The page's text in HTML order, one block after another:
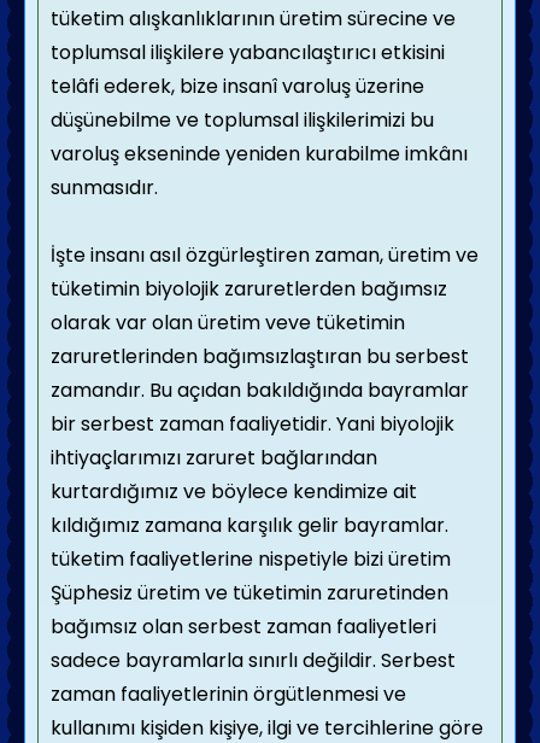
tüketim alışkanlıklarının üretim sürecine ve
toplumsal ilişkilere yabancılaştırıcı etkisini
telâfi ederek, bize insanî varoluş üzerine
düşünebilme ve toplumsal ilişkilerimizi bu
varoluş ekseninde yeniden kurabilme imkânı
sunmasıdır.
İşte insanı asıl özgürleştiren zaman, üretim ve
tüketimin biyolojik zaruretlerden bağımsız
olarak var olan üretim veve tüketimin
zaruretlerinden bağımsızlaştıran bu serbest
zamandır. Bu açıdan bakıldığında bayramlar
bir serbest zaman faaliyetidir. Yani biyolojik
ihtiyaçlarımızı zaruret bağlarından
kurtardığımız ve böylece kendimize ait
kıldığımız zamana karşılık gelir bayramlar.
tüketim faaliyetlerine nispetiyle bizi üretim
Şüphesiz üretim ve tüketimin zaruretinden
bağımsız olan serbest zaman faaliyetleri
sadece bayramlarla sınırlı değildir. Serbest
zaman faaliyetlerinin örgütlenmesi ve
kullanımı kişiden kişiye, ilgi ve tercihlerine göre